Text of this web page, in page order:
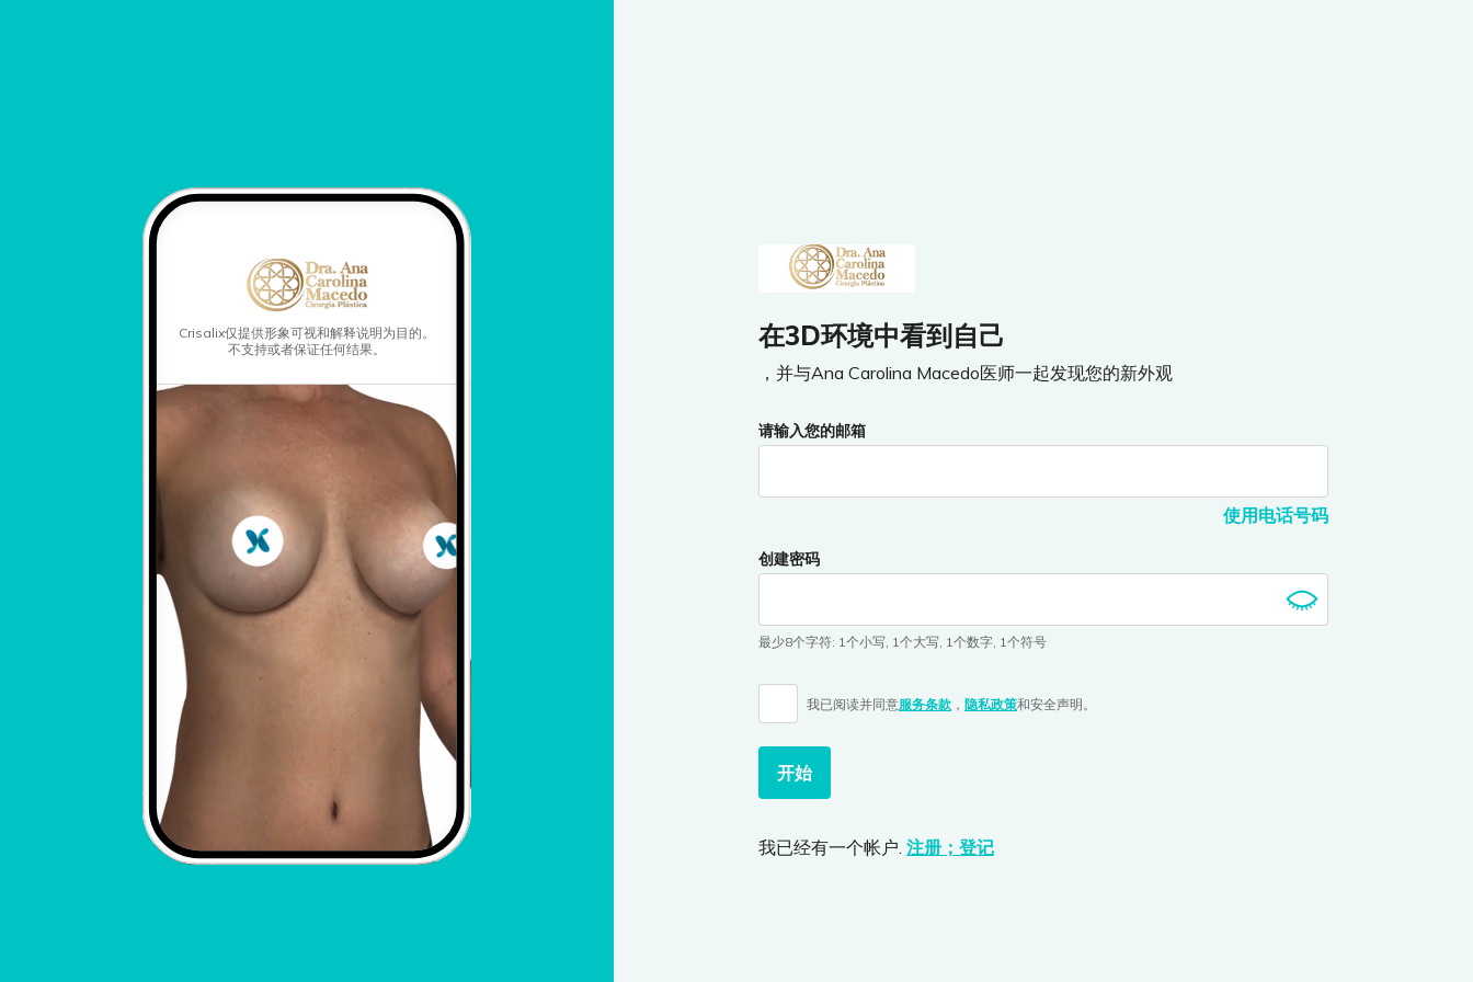
Crisalix仅提供形象可视和解释说明为目的。
不支持或者保证任何结果。
在3D环境中看到自己
，并与Ana Carolina Macedo医师一起发现您的新外观
请输入您的邮箱
使用电话号码
创建密码
最少8个字符: 1个小写 1个大写 1个数字 1个符号
我已阅读并同意服务条款 ， 隐私政策和安全声明。
开始
我已经有一个帐户. 注册；登记